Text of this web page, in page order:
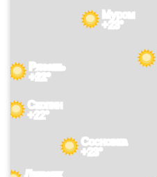
Рязань
+22°
Липецк
Муром
+23°
Скопин
+22°
Сосновка
+23°